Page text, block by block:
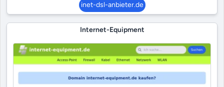
inet-dsl-anbieter.de
Internet-Equipment